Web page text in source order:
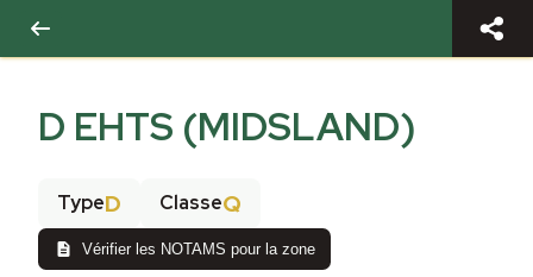
D EHTS (MIDSLAND)
TypeD ClasseQ
Vérifier les NOTAMS pour la zone